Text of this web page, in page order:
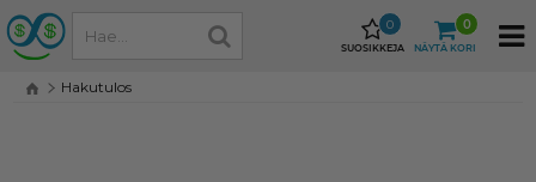
SUOSIKKEJA
0
NÄYTÄ KORI
0
Hakutulos